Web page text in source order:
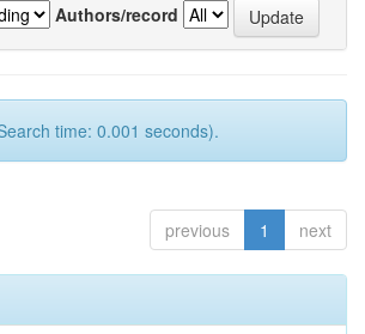
Authors/record
time: 0.001 seconds).
previous 1 next